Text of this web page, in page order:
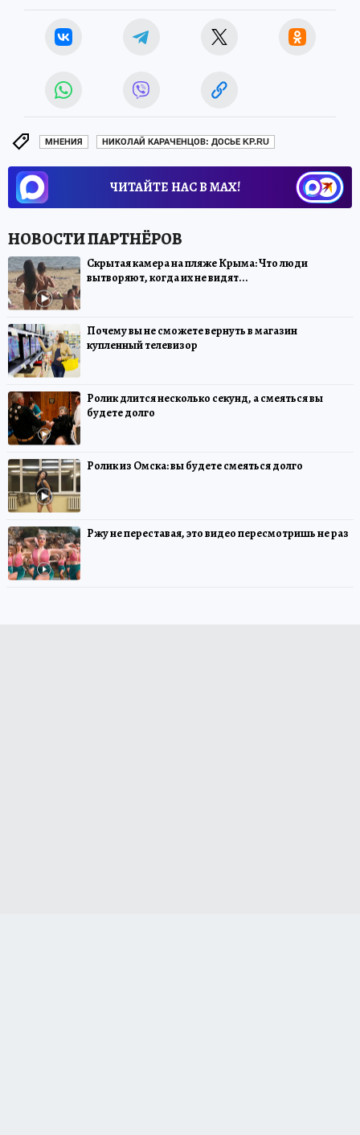
МНЕНИЯ НИКОЛАЙ КАРАЧЕНЦОВ: ДОСЬЕ KP.RU
ЧИТАЙТЕ НАС В МАХ!
Скрытая камера на пляже Крыма: Что люди
вытворяют, когда их не видят...
Почему вы не сможете вернуть в магазин
купленный телевизор
Ролик длится несколько секунд, а смеяться вы
будете долго
Ролик из Омска: вы будете смеяться долго
Ржу не переставая, это видео пересмотришь не раз